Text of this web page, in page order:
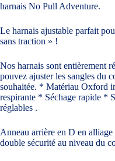
harnais No Pull Adventure.
Le harnais ajustable parfait
sans traction » !
Nos harnais sont entièrement
pouvez ajuster les sangles du
souhaitée. * Matériau Oxford
respirante * Séchage rapide *
réglables .
Anneau arrière en D en
double sécurité au niveau du